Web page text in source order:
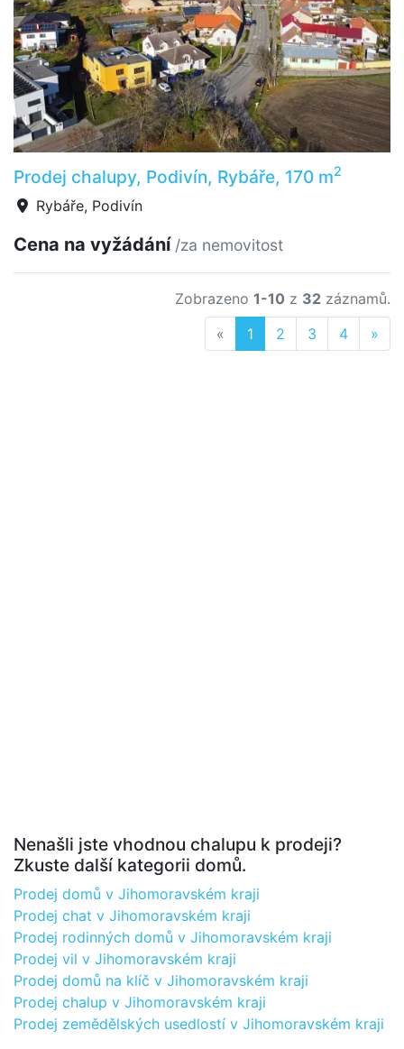
Prodej chalupy, Podivín, Rybáře, 170 m2
Rybáře, Podivín
Cena na vyžádání /za nemovitost
Zobrazeno 1-10 z 32 záznamů.
« Previous
1 2 3 4 »
Nenašli jste vhodnou chalupu k prodeji?
Zkuste další kategorii domů.
Prodej domů v Jihomoravském kraji
Prodej chat v Jihomoravském kraji
Prodej rodinných domů v Jihomoravském kraji
Prodej vil v Jihomoravském kraji
Prodej domů na klíč v Jihomoravském kraji
Prodej chalup v Jihomoravském kraji
Prodej zemědělských usedlostí v Jihomoravském kraji